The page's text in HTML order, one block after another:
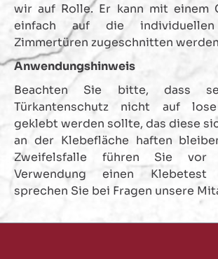
wir auf Rolle. Er kann mit einem
einfach auf die
Zimmertüren zugeschnitten
Anwendungshinweis
Beachten Sie bitte, dass
Türkantenschutz nicht auf
geklebt werden sollte, das diese
an der Klebefläche haften
Zweifelsfalle führen Sie vor
Verwendung einen
sprechen Sie bei Fragen unsere